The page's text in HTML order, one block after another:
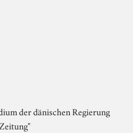
der dänischen Regierung